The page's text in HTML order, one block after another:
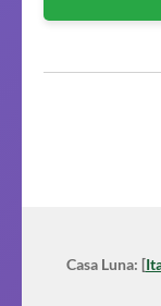
Casa Luna: [